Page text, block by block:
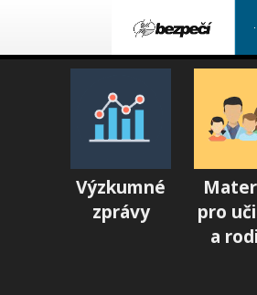
Výzkumné
zprávy
pro
a